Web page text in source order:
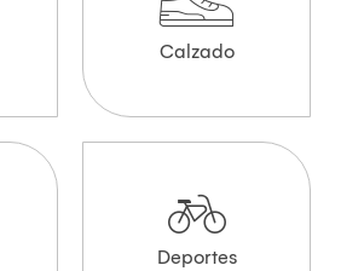
Calzado
Deportes